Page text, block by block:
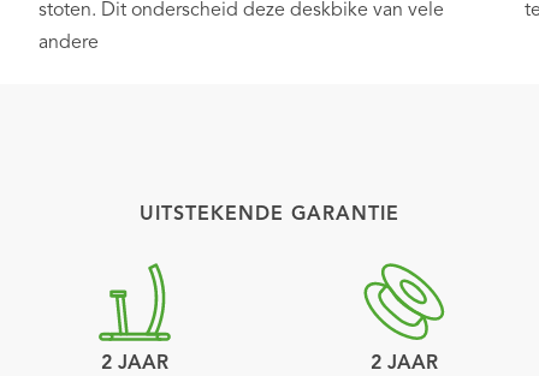
stoten. Dit onderscheid deze deskbike van vele
andere
UITSTEKENDE GARANTIE
2 JAAR 2 JAAR